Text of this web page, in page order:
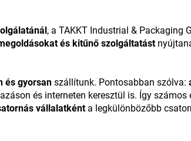
, a TAKKT Industrial & Packaging
és kitűnő szolgáltatást
és gyorsan szállítunk. Pontosabban szólva:
és interneten keresztül is. Így számos
vállalatkénta legkülönbözőbb